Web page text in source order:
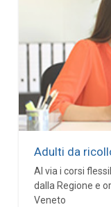
Adulti da
Al via i corsi
dalla Regione e
Veneto